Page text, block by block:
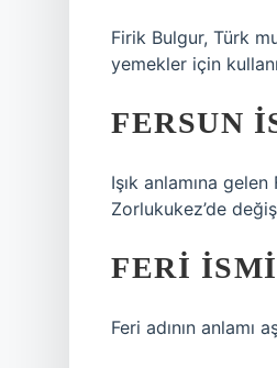
Firik Bulgur, Türk
yemekler için
FERSUN
Işık anlamına
Zorlukukez’de
FERI
Feri adının anlamı